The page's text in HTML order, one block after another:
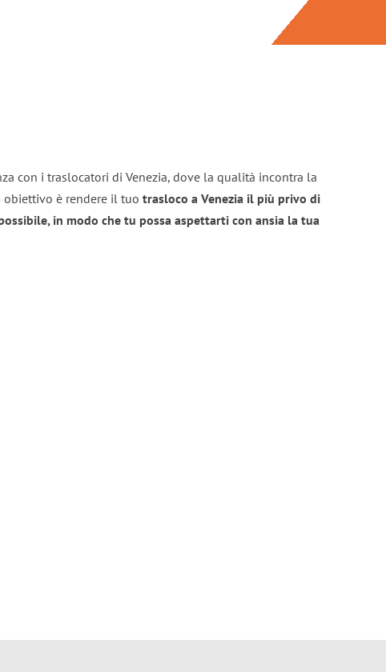
con i traslocatori di Venezia, dove la qualità incontra la
è rendere il tuo trasloco a Venezia il più privo di
in modo che tu possa aspettarti con ansia la tua